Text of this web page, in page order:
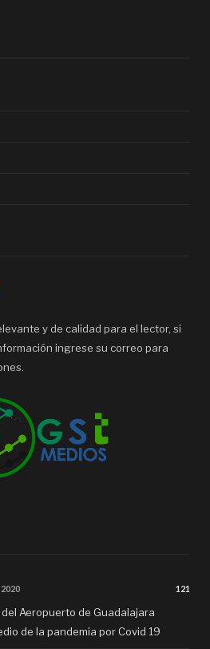
y de calidad para el lector, si
ingrese su correo para
121
Aeropuerto de Guadalajara
de la pandemia por Covid 19